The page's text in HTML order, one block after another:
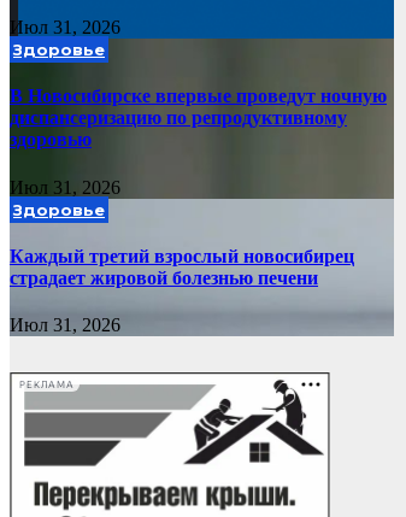
Июл 31, 2026
Здоровье
В Новосибирске впервые проведут ночную
диспансеризацию по репродуктивному
здоровью
Июл 31, 2026
Здоровье
Каждый третий взрослый новосибирец
страдает жировой болезнью печени
Июл 31, 2026
РЕКЛАМА